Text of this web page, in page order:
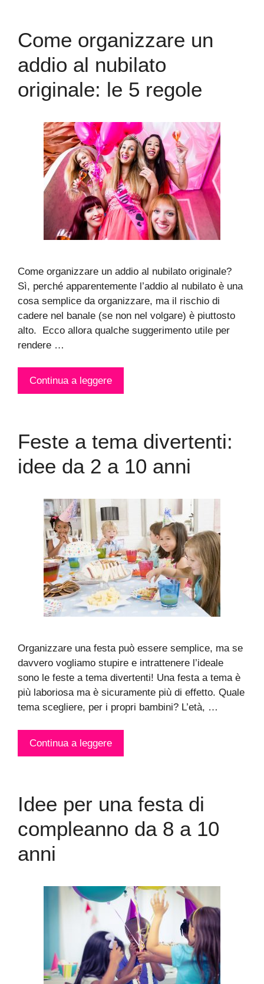
Come organizzare un
addio al nubilato
originale: le 5 regole
Come organizzare un addio al nubilato originale?
Sì, perché apparentemente l’addio al nubilato è una
cosa semplice da organizzare, ma il rischio di
cadere nel banale (se non nel volgare) è piuttosto
alto. Ecco allora qualche suggerimento utile per
rendere …
Continua a leggere
Feste a tema divertenti:
idee da 2 a 10 anni
Organizzare una festa può essere semplice, ma se
davvero vogliamo stupire e intrattenere l’ideale
sono le feste a tema divertenti! Una festa a tema è
più laboriosa ma è sicuramente più di effetto. Quale
tema scegliere, per i propri bambini? L’età, …
Continua a leggere
Idee per una festa di
compleanno da 8 a 10
anni